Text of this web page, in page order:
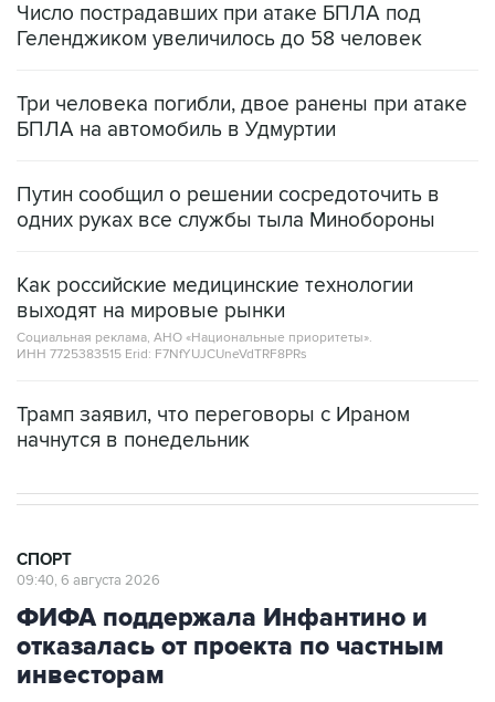
Число пострадавших при атаке БПЛА под
Геленджиком увеличилось до 58 человек
Три человека погибли, двое ранены при атаке
БПЛА на автомобиль в Удмуртии
Путин сообщил о решении сосредоточить в
одних руках все службы тыла Минобороны
Как российские медицинские технологии
выходят на мировые рынки
Социальная реклама, АНО «Национальные приоритеты».
ИНН 7725383515 Erid: F7NfYUJCUneVdTRF8PRs
Трамп заявил, что переговоры с Ираном
начнутся в понедельник
СПОРТ
09:40, 6 августа 2026
ФИФА поддержала Инфантино и
отказалась от проекта по частным
инвесторам